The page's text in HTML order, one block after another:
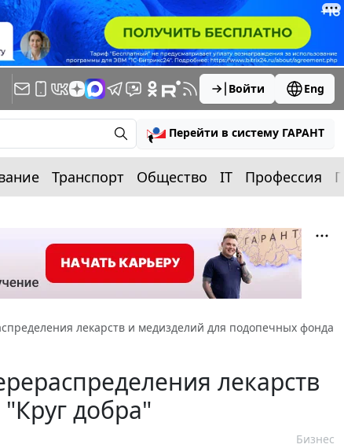
Войти Eng
Перейти в систему ГАРАНТ
Транспорт Общество IT Профессия
лекарств и медизделий для подопечных фонда
лекарств
добра"
Бизнес